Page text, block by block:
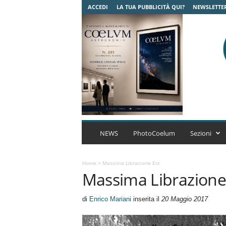
ACCEDI LA TUA PUBBLICITÀ QUI?
C
A
t
r
NEWS PhotoCoelum Sezioni
Home > Massima Librazione Est
Massima
di Enrico Mariani inserita il 20 Maggio 2017